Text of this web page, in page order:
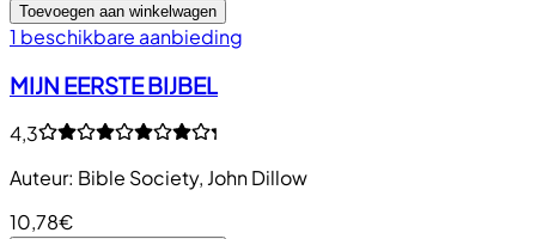
Toevoegen aan winkelwagen
1 beschikbare aanbieding
MIJN EERSTE BIJBEL
4,3
Auteur: Bible Society,John Dillow
10,78€